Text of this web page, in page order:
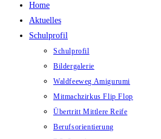
Home
Aktuelles
Schulprofil
Schulprofil
Bildergalerie
Waldfeeweg Amigurumi
Mitmachzirkus Flip Flop
Übertritt Mittlere Reife
Berufsorientierung